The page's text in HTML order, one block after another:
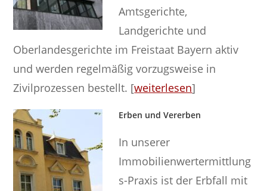
Amtsgerichte,
Landgerichte und
Oberlandesgerichte im Freistaat Bayern aktiv
und werden regelmäßig vorzugsweise in
Zivilprozessen bestellt. [weiterlesen]
Erben und Vererben
In unserer
Immobilienwertermittlung
s-Praxis ist der Erbfall mit